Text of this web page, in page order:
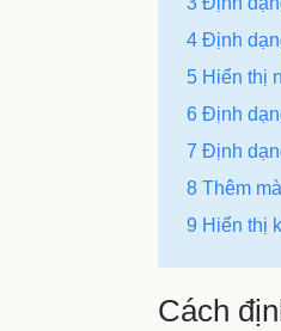
4 Định
5 Hiển thị
6 Định
7 Định
8 Thêm
9 Hiển thị
Cách